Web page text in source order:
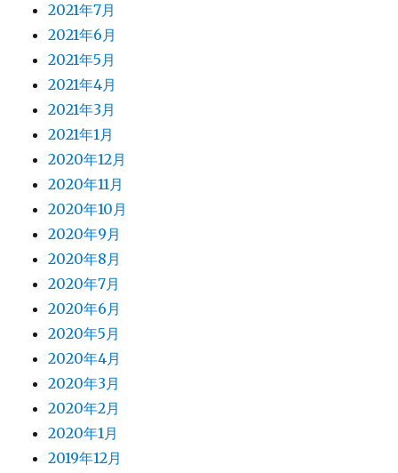
2021年7月
2021年6月
2021年5月
2021年4月
2021年3月
2021年1月
2020年12月
2020年11月
2020年10月
2020年9月
2020年8月
2020年7月
2020年6月
2020年5月
2020年4月
2020年3月
2020年2月
2020年1月
2019年12月